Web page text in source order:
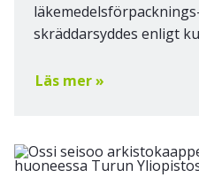
skräddarsyddes enligt
Läs mer »